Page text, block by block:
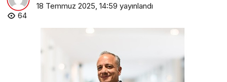
18 Temmuz 2025, 14:59 yayınlandı
64